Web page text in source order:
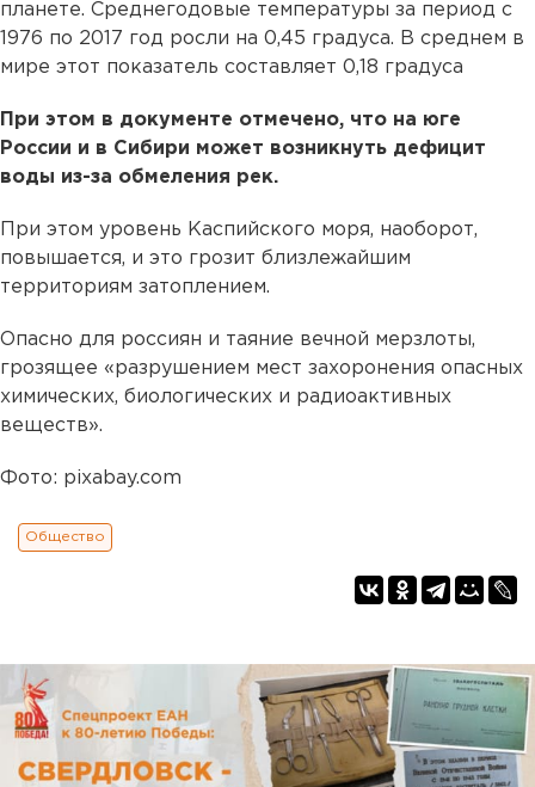
планете. Среднегодовые температуры за период с
1976 по 2017 год росли на 0,45 градуса. В среднем в
мире этот показатель составляет 0,18 градуса
При этом в документе отмечено, что на юге
России и в Сибири может возникнуть дефицит
воды из-за обмеления рек.
При этом уровень Каспийского моря, наоборот,
повышается, и это грозит близлежайшим
территориям затоплением.
Опасно для россиян и таяние вечной мерзлоты,
грозящее «разрушением мест захоронения опасных
химических, биологических и радиоактивных
веществ».
Фото: pixabay.com
Общество